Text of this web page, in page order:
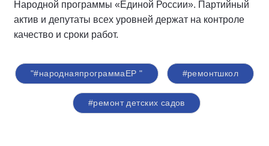
Народной программы «Единой России». Партийный
актив и депутаты всех уровней держат на контроле
качество и сроки работ.
"#народнаяпрограммаЕР " #ремонтшкол
#ремонт детских садов